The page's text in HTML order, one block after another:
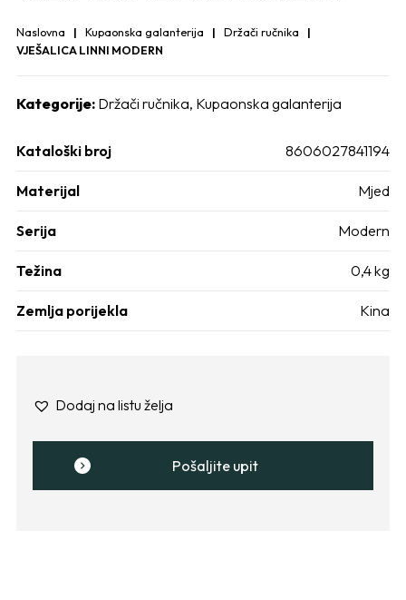
Naslovna Kupaonska galanterija
Držači ručnika
VJEŠALICA LINNI MODERN
Kategorije: Držači ručnika, Kupaonska galanterija
Kataloški broj 8606027841194
Materijal Mjed
Serija Modern
Težina 0,4 kg
Zemlja porijekla Kina
Dodaj na listu želja
Pošaljite upit